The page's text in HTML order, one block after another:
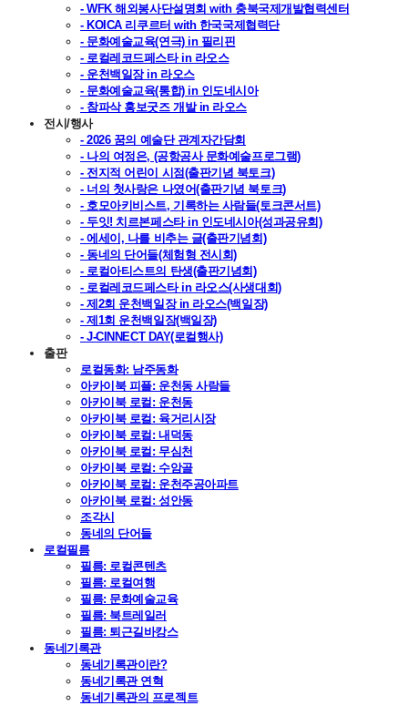
- WFK 해외봉사단설명회 with 충북국제개발협력센터
- KOICA 리쿠르터 with 한국국제협력단
- 문화예술교육(연극) in 필리핀
- 로컬레코드페스타 in 라오스
- 운천백일장 in 라오스
- 문화예술교육(통합) in 인도네시아
- 참파삭 홍보굿즈 개발 in 라오스
전시/행사
- 2026 꿈의 예술단 관계자간담회
- 나의 여정은, (공항공사 문화예술프로그램)
- 전지적 어린이 시점(출판기념 북토크)
- 너의 첫사랑은 나였어(출판기념 북토크)
- 호모아키비스트, 기록하는 사람들(토크콘서트)
- 두잇! 치르본페스타 in 인도네시아(성과공유회)
- 에세이, 나를 비추는 글(출판기념회)
- 동네의 단어들(체험형 전시회)
- 로컬아티스트의 탄생(출판기념회)
- 로컬레코드페스타 in 라오스(사생대회)
- 제2회 운천백일장 in 라오스(백일장)
- 제1회 운천백일장(백일장)
- J-CINNECT DAY(로컬행사)
출판
로컬동화: 남주동화
아카이북 피플: 운천동 사람들
아카이북 로컬: 운천동
아카이북 로컬: 육거리시장
아카이북 로컬: 내덕동
아카이북 로컬: 무심천
아카이북 로컬: 수암골
아카이북 로컬: 운천주공아파트
아카이북 로컬: 성안동
조각시
동네의 단어들
로컬필름
필름: 로컬콘텐츠
필름: 로컬여행
필름: 문화예술교육
필름: 북트레일러
필름: 퇴근길바캉스
동네기록관
동네기록관이란?
동네기록관 연혁
동네기록관의 프로젝트